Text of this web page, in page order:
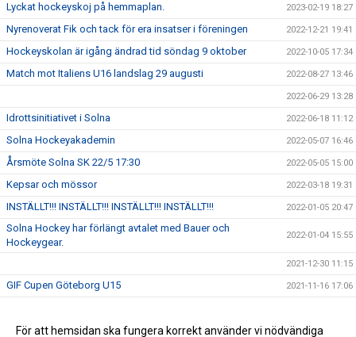
Lyckat hockeyskoj på hemmaplan. 2023-02-19 18:27
Nyrenoverat Fik och tack för era insatser i föreningen 2022-12-21 19:41
Hockeyskolan är igång ändrad tid söndag 9 oktober 2022-10-05 17:34
Match mot Italiens U16 landslag 29 augusti 2022-08-27 13:46
2022-06-29 13:28
Idrottsinitiativet i Solna 2022-06-18 11:12
Solna Hockeyakademin 2022-05-07 16:46
Årsmöte Solna SK 22/5 17:30 2022-05-05 15:00
Kepsar och mössor 2022-03-18 19:31
INSTÄLLT!!! INSTÄLLT!!! INSTÄLLT!!! INSTÄLLT!!! 2022-01-05 20:47
Solna Hockey har förlängt avtalet med Bauer och
Hockeygear.
2022-01-04 15:55
2021-12-30 11:15
GIF Cupen Göteborg U15 2021-11-16 17:06
Kom och spela hockey med oss! 2021-11-12 09:34
För att hemsidan ska fungera korrekt använder vi nödvändiga